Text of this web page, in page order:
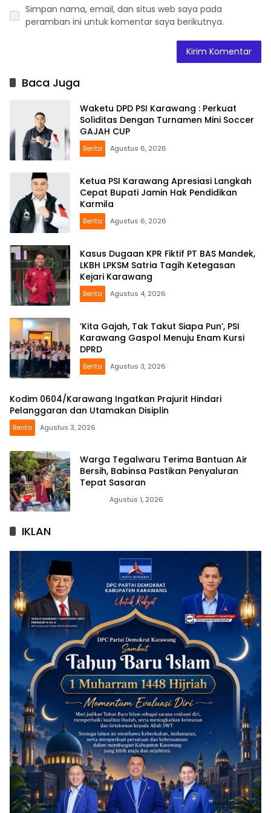
Simpan nama, email, dan situs web saya pada
peramban ini untuk komentar saya berikutnya.
Baca Juga
Waketu DPD PSI Karawang : Perkuat
Soliditas Dengan Turnamen Mini Soccer
GAJAH CUP
Berita Agustus 6, 2026
Ketua PSI Karawang Apresiasi Langkah
Cepat Bupati Jamin Hak Pendidikan
Karmila
Berita Agustus 6, 2026
Kasus Dugaan KPR Fiktif PT BAS Mandek,
LKBH LPKSM Satria Tagih Ketegasan
Kejari Karawang
Berita Agustus 4, 2026
‘Kita Gajah, Tak Takut Siapa Pun’, PSI
Karawang Gaspol Menuju Enam Kursi
DPRD
Berita Agustus 3, 2026
Kodim 0604/Karawang Ingatkan Prajurit Hindari
Pelanggaran dan Utamakan Disiplin
Berita Agustus 3, 2026
Warga Tegalwaru Terima Bantuan Air
Bersih, Babinsa Pastikan Penyaluran
Tepat Sasaran
Agustus 1, 2026
IKLAN